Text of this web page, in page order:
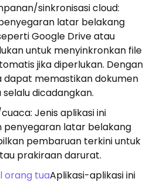
sinkronisasi cloud:
latar belakang
Google Drive atau
untuk menyinkronkan file
jika diperlukan. Dengan
dapat memastikan dokumen
dicadangkan.
Jenis aplikasi ini
penyegaran latar belakang
pembaruan terkini untuk
prakiraan darurat.
orang tuaAplikasi-aplikasi ini